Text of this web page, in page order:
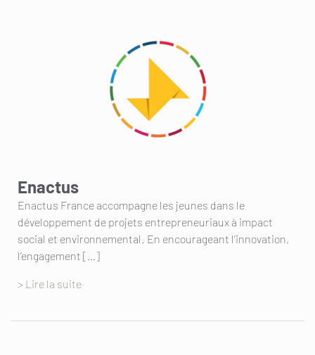
Enactus
Enactus France accompagne les jeunes dans le
développement de projets entrepreneuriaux à impact
social et environnemental. En encourageant l’innovation,
l’engagement […]
> Lire la suite